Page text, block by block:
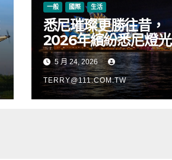
一般 國際 生活
悉尼璀璨更勝往昔，
2026年繽紛悉尼燈光
音樂節絢麗啟幕
5 月 24, 2026
TERRY@111.COM.TW